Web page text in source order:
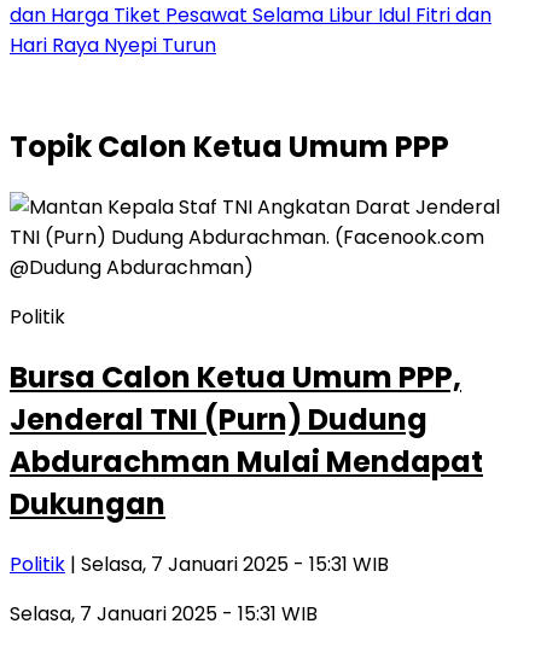
dan Harga Tiket Pesawat Selama Libur Idul Fitri dan
Hari Raya Nyepi Turun
TopikCalon Ketua Umum PPP
Politik
Bursa Calon Ketua Umum PPP,
Jenderal TNI (Purn) Dudung
Abdurachman Mulai Mendapat
Dukungan
Politik | Selasa, 7 Januari 2025 - 15:31 WIB
Selasa, 7 Januari 2025 - 15:31 WIB